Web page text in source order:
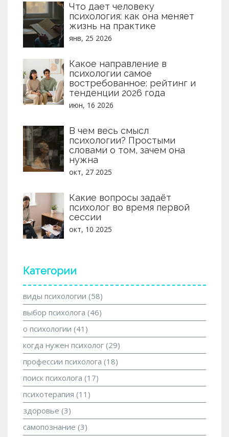
Что дает человеку
психология: как она меняет
жизнь на практике
янв, 25 2026
Какое направление в
психологии самое
востребованное: рейтинг и
тенденции 2026 года
июн, 16 2026
В чем весь смысл
психологии? Простыми
словами о том, зачем она
нужна
окт, 27 2025
Какие вопросы задаёт
психолог во время первой
сессии
окт, 10 2025
Категории
виды психологии (58)
выбор психолога (46)
о психологии (41)
когда нужен психолог (29)
профессии психолога (18)
поиск психолога (17)
психотерапия (11)
здоровье (3)
самопознание (3)